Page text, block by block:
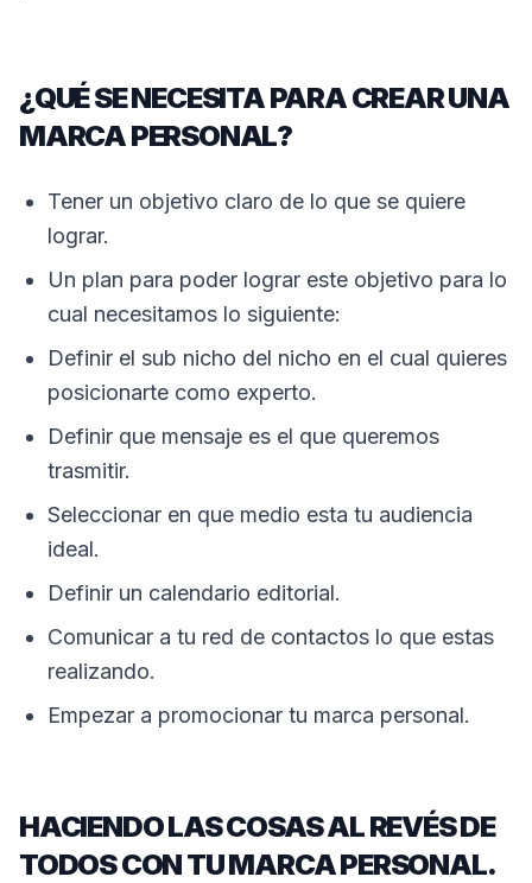
¿QUÉ SE NECESITA PARA CREAR UNA
MARCA PERSONAL?
Tener un objetivo claro de lo que se quiere
lograr.
Un plan para poder lograr este objetivo para lo
cual necesitamos lo siguiente:
Definir el sub nicho del nicho en el cual quieres
posicionarte como experto.
Definir que mensaje es el que queremos
trasmitir.
Seleccionar en que medio esta tu audiencia
ideal.
Definir un calendario editorial.
Comunicar a tu red de contactos lo que estas
realizando.
Empezar a promocionar tu marca personal.
HACIENDO LAS COSAS AL REVÉS DE
TODOS CON TU MARCA PERSONAL.